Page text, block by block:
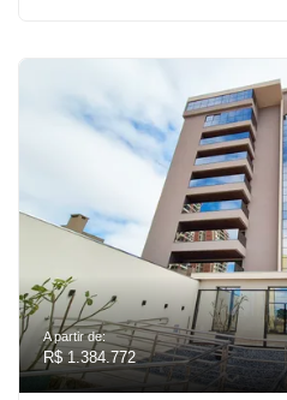
A partir de:
R$ 1.384.772